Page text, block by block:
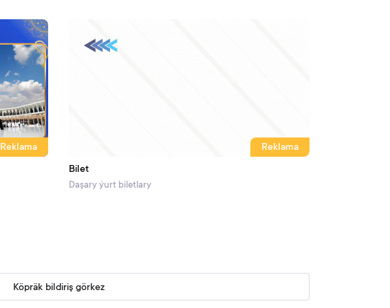
Reklama
Reklama
Bilet
Daşary ýurt biletlary
Köpräk bildiriş görkez